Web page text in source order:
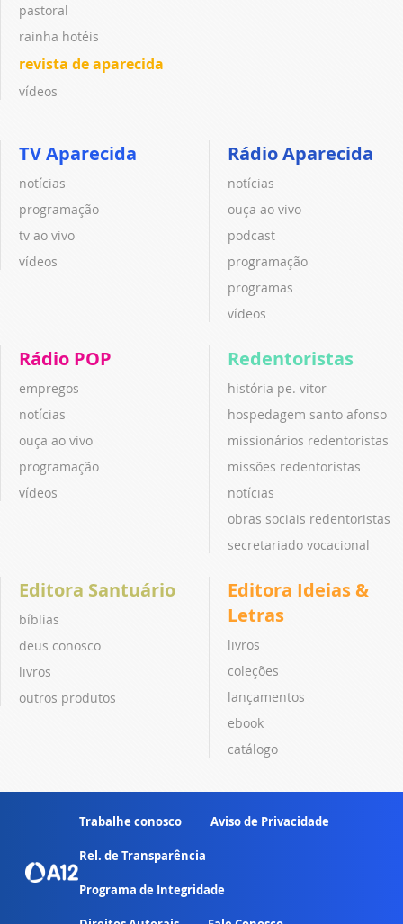
pastoral
rainha hotéis
revista de aparecida
vídeos
TV Aparecida
notícias
programação
tv ao vivo
vídeos
Rádio Aparecida
notícias
ouça ao vivo
podcast
programação
programas
vídeos
Rádio POP
empregos
notícias
ouça ao vivo
programação
vídeos
Redentoristas
história pe. vitor
hospedagem santo afonso
missionários redentoristas
missões redentoristas
notícias
obras sociais redentoristas
secretariado vocacional
Editora Santuário
bíblias
deus conosco
livros
outros produtos
Editora Ideias &
Letras
livros
coleções
lançamentos
ebook
catálogo
Trabalhe conosco Aviso de Privacidade
Rel. de Transparência
Programa de Integridade